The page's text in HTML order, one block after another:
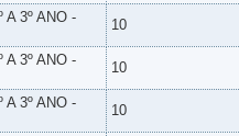
A 3º ANO -
10
A 3º ANO -
10
A 3º ANO -
10